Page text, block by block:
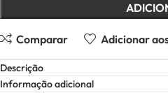
Comparar Adicionar
Descrição
Informação adicional